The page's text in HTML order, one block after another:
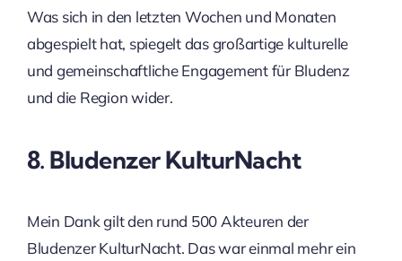
Was sich in den letzten Wochen und Monaten
abgespielt hat, spiegelt das großartige kulturelle
und gemeinschaftliche Engagement für Bludenz
und die Region wider.
8. Bludenzer KulturNacht
Mein Dank gilt den rund 500 Akteuren der
Bludenzer KulturNacht. Das war einmal mehr ein